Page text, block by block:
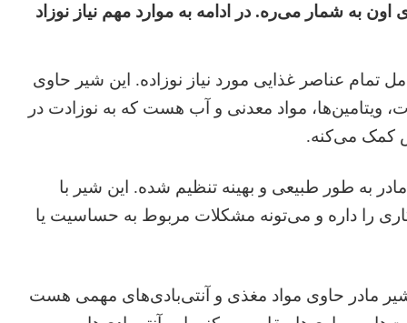
اون به شمار می‌ره. در ادامه به موارد مهم نیاز نوزاد
تمام عناصر غذایی مورد نیاز نوزاده. این شیر حاوی
ویتامین‌ها، مواد معدنی و آب هست که به نوزادت در
کمک می‌کنه.
به طور طبیعی و بهینه تنظیم شده. این شیر با
را داره و می‌تونه مشکلات مربوط به حساسیت یا
مادر حاوی مواد مغذی و آنتی‌بادی‌های مهمی هست